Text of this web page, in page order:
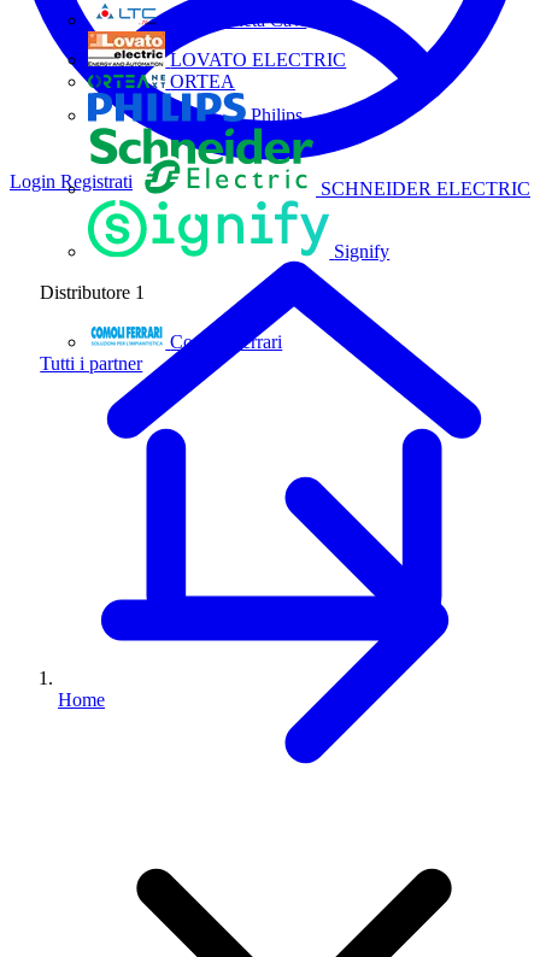
La Triveneta Cavi
LOVATO ELECTRIC
ORTEA
Philips
SCHNEIDER ELECTRIC
Signify
Distributore 1
Comoli Ferrari
Tutti i partner
Login Registrati
Home